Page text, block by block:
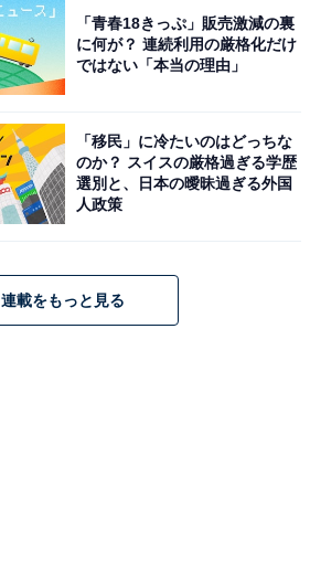
「青春18きっぷ」販売激減の裏
に何が？ 連続利用の厳格化だけ
ではない「本当の理由」
「移民」に冷たいのはどっちな
のか？ スイスの厳格過ぎる学歴
選別と、日本の曖昧過ぎる外国
人政策
連載をもっと見る